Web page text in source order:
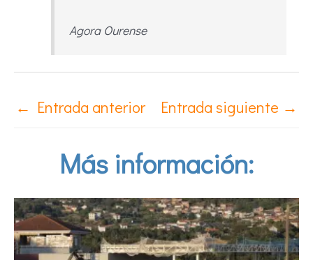
Agora Ourense
← Entrada anterior Entrada siguiente →
Más información: